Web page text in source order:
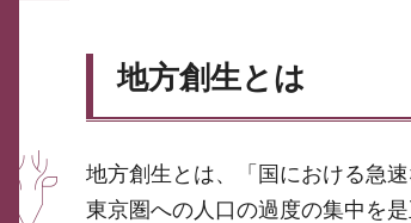
地方創生とは
地方創生とは、「国における急
東京圏への人口の過度の集中を